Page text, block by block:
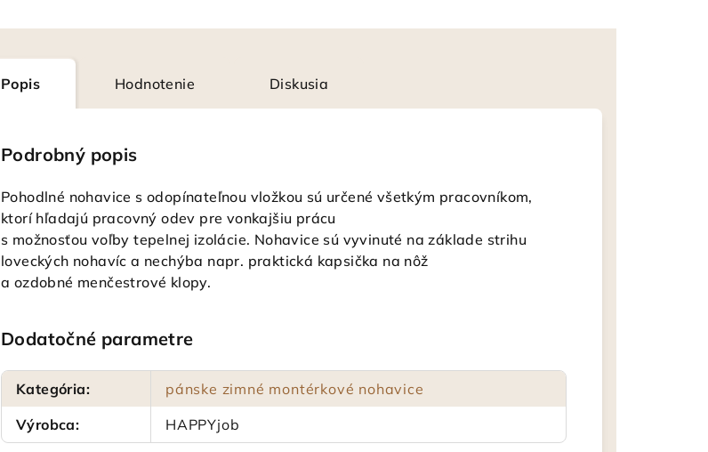
Popis Hodnotenie Diskusia
Podrobný popis
Pohodlné nohavice s odopínateľnou vložkou sú určené všetkým pracovníkom,
ktorí hľadajú pracovný odev pre vonkajšiu prácu
s možnosťou voľby tepelnej izolácie. Nohavice sú vyvinuté na základe strihu
loveckých nohavíc a nechýba napr. praktická kapsička na nôž
a ozdobné menčestrové klopy.
Dodatočné parametre
Kategória:
pánske zimné montérkové nohavice
Výrobca: HAPPYjob